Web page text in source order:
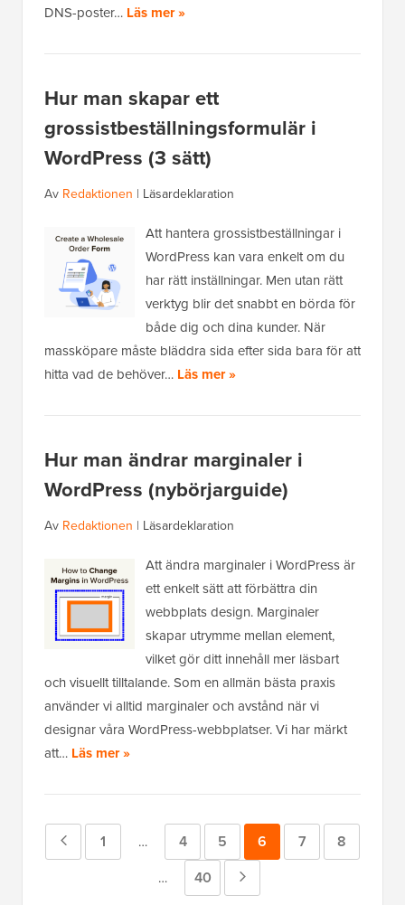
DNS-poster… Läs mer »
Hur man skapar ett
grossistbeställningsformulär i
WordPress (3 sätt)
Av Redaktionen | Läsardeklaration
Att hantera grossistbeställningar i
WordPress kan vara enkelt om du
har rätt inställningar. Men utan rätt
verktyg blir det snabbt en börda för
både dig och dina kunder. När
massköpare måste bläddra sida efter sida bara för att
hitta vad de behöver… Läs mer »
Hur man ändrar marginaler i
WordPress (nybörjarguide)
Av Redaktionen | Läsardeklaration
Att ändra marginaler i WordPress är
ett enkelt sätt att förbättra din
webbplats design. Marginaler
skapar utrymme mellan element,
vilket gör ditt innehåll mer läsbart
och visuellt tilltalande. Som en allmän bästa praxis
använder vi alltid marginaler och avstånd när vi
designar våra WordPress-webbplatser. Vi har märkt
att… Läs mer »
Föregående
Sida
1
Mellansidor
utelämnade
… Sida
4 Sida
5 Sida
6 Sida
7 Sida
8
Mellansidor
utelämnade
… Sida
40